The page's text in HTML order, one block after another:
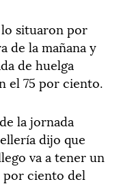
situaron por
de la mañana y
de huelga
el 75 por ciento.
la jornada
dijo que
va a tener un
por ciento del